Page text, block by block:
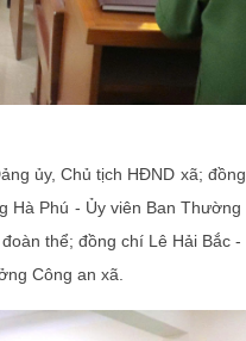
ủy, Chủ tịch HĐND xã;
Phú - Ủy viên Ban Thường
thể; đồng chí Lê Hải Bắc -
Công an xã.